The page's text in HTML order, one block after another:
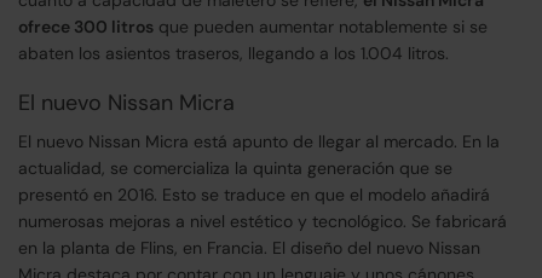
ofrece 300 litros que pueden aumentar notablemente si se
abaten los asientos traseros, llegando a los 1.004 litros.
El nuevo Nissan Micra
El nuevo Nissan Micra está apunto de llegar al mercado. En la
actualidad, se comercializa la quinta generación que se
presentó en 2016. Esto se traduce en que el modelo añadirá
numerosas mejoras a nivel estético y tecnológico. Se fabricará
en la planta de Flins, en Francia. El diseño del nuevo Nissan